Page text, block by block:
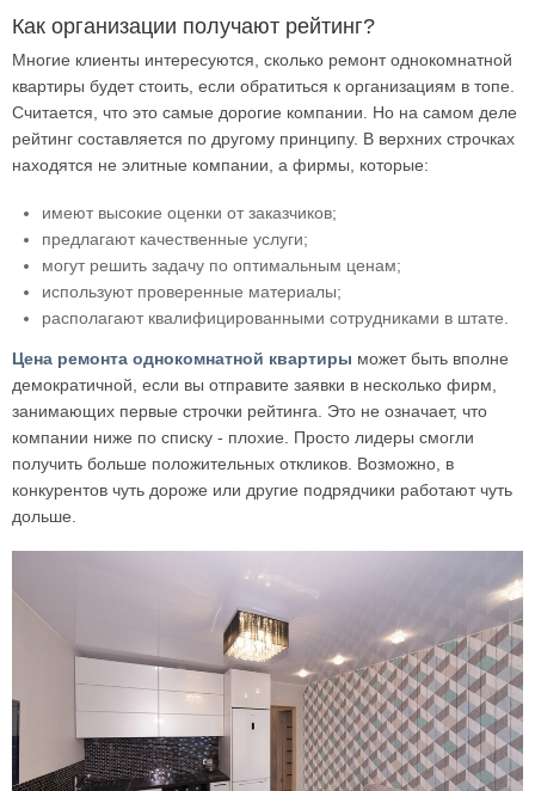
Как организации получают рейтинг?
Многие клиенты интересуются, сколько ремонт однокомнатной
квартиры будет стоить, если обратиться к организациям в топе.
Считается, что это самые дорогие компании. Но на самом деле
рейтинг составляется по другому принципу. В верхних строчках
находятся не элитные компании, а фирмы, которые:
имеют высокие оценки от заказчиков;
предлагают качественные услуги;
могут решить задачу по оптимальным ценам;
используют проверенные материалы;
располагают квалифицированными сотрудниками в штате.
Цена ремонта однокомнатной квартиры может быть вполне
демократичной, если вы отправите заявки в несколько фирм,
занимающих первые строчки рейтинга. Это не означает, что
компании ниже по списку - плохие. Просто лидеры смогли
получить больше положительных откликов. Возможно, в
конкурентов чуть дороже или другие подрядчики работают чуть
дольше.